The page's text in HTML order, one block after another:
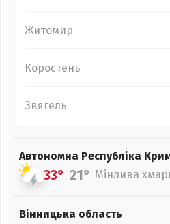
Житомир
Коростень
Звягель
Автономна Республіка
33° 21° Мінлива
Вінницька область